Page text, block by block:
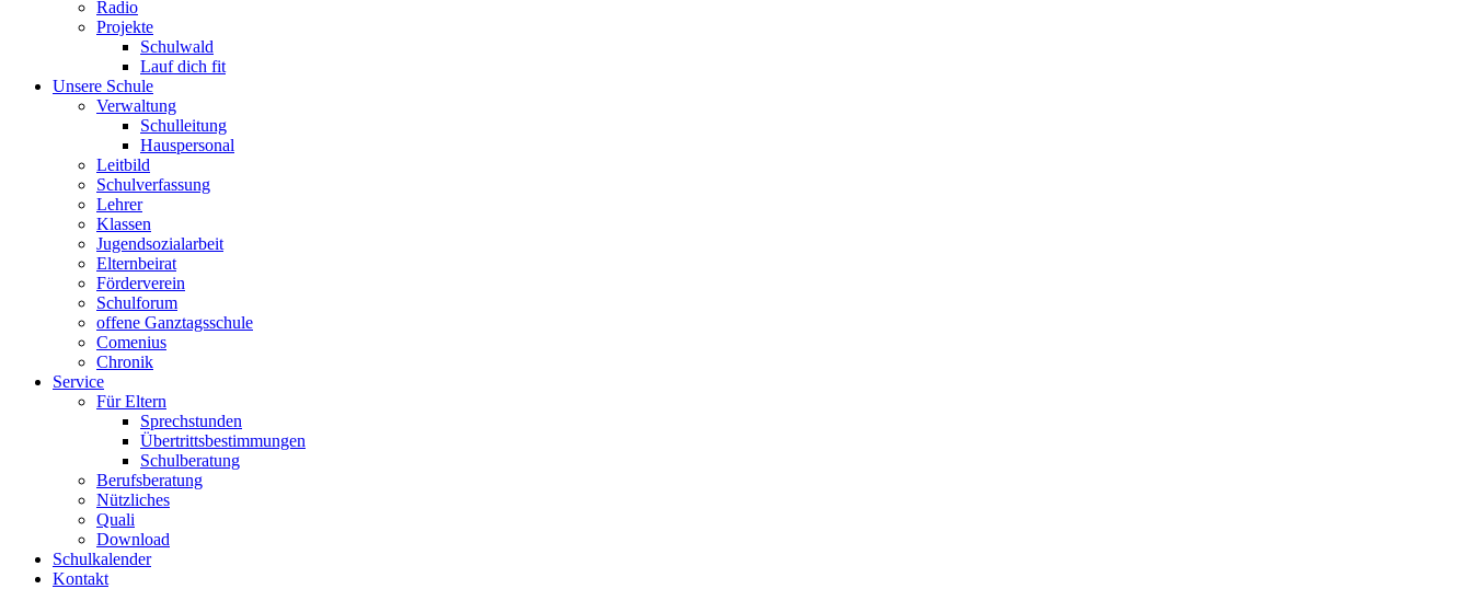
Radio
Projekte
Schulwald
Lauf dich fit
Unsere Schule
Verwaltung
Schulleitung
Hauspersonal
Leitbild
Schulverfassung
Lehrer
Klassen
Jugendsozialarbeit
Elternbeirat
Förderverein
Schulforum
offene Ganztagsschule
Comenius
Chronik
Service
Für Eltern
Sprechstunden
Übertrittsbestimmungen
Schulberatung
Berufsberatung
Nützliches
Quali
Download
Schulkalender
Kontakt